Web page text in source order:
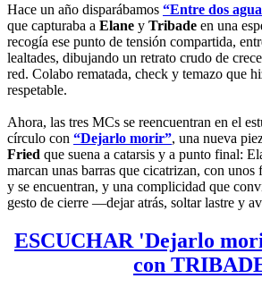
Hace un año disparábamos “Entre dos
que capturaba a Elane y Tribade en una
recogía ese punto de tensión compartida,
lealtades, dibujando un retrato crudo de
red. Colabo rematada, check y temazo que
respetable.
Ahora, las tres MCs se reencuentran en el
círculo con “Dejarlo morir”, una nueva
Fried que suena a catarsis y a punto final:
marcan unas barras que cicatrizan, con unos
y se encuentran, y una complicidad que
gesto de cierre —dejar atrás, soltar lastre y
ESCUCHAR 'Dejarlo
con